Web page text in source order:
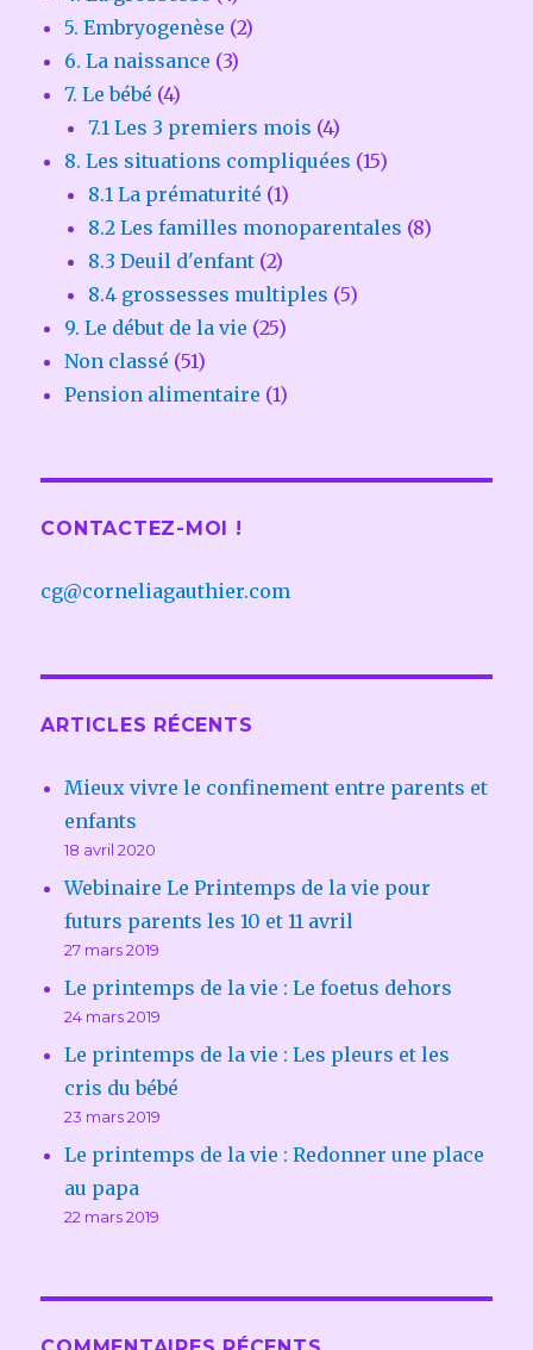
5. Embryogenèse (2)
6. La naissance (3)
7. Le bébé (4)
7.1 Les 3 premiers mois (4)
8. Les situations compliquées (15)
8.1 La prématurité (1)
8.2 Les familles monoparentales (8)
8.3 Deuil d'enfant (2)
8.4 grossesses multiples (5)
9. Le début de la vie (25)
Non classé (51)
Pension alimentaire (1)
CONTACTEZ-MOI !
cg@corneliagauthier.com
ARTICLES RÉCENTS
Mieux vivre le confinement entre parents et
enfants
18 avril 2020
Webinaire Le Printemps de la vie pour
futurs parents les 10 et 11 avril
27 mars 2019
Le printemps de la vie : Le foetus dehors
24 mars 2019
Le printemps de la vie : Les pleurs et les
cris du bébé
23 mars 2019
Le printemps de la vie : Redonner une place
au papa
22 mars 2019